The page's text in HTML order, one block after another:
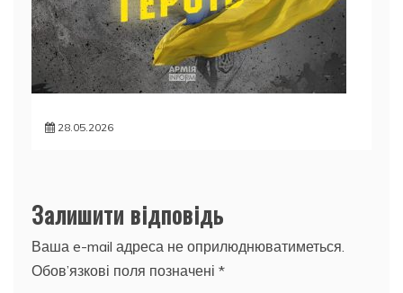
28.05.2026
Залишити відповідь
Ваша e-mail адреса не оприлюднюватиметься.
Обов’язкові поля позначені *